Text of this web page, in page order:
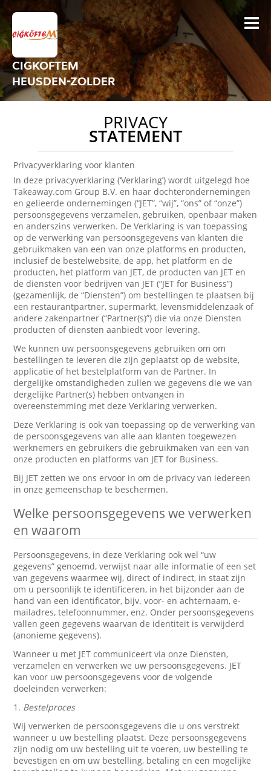
CIGKOFTEM
HEUSDEN-ZOLDER
PRIVACY
STATEMENT
Privacyverklaring voor klanten
In deze privacyverklaring (‘Verklaring’) wordt uitgelegd hoe
Takeaway.com Group B.V. en haar dochterondernemingen
en gelieerde ondernemingen (“JET”, “wij”, “ons” of “onze”)
persoonsgegevens verzamelen, gebruiken, openbaar maken
en anderszins verwerken. De Verklaring is van toepassing
op de verwerking van persoonsgegevens van klanten die
gebruikmaken van een van onze platforms en producten,
inclusief de bestelwebsite, de app, het platform en de
producten, het platform van JET, de producten van JET en
de diensten voor bedrijven van JET (“JET for Business”)
(gezamenlijk, de “Diensten”) om bestellingen te plaatsen bij
een restaurantpartner, supermarkt, levensmiddelenzaak of
andere zakenpartner (“Partner(s)”) die via onze Diensten
producten of diensten aanbiedt voor levering.
We kunnen uw persoonsgegevens gebruiken om om
bestellingen te leveren die zijn geplaatst op de website,
applicatie of het bestelplatform van de Partner. In
dergelijke omstandigheden zullen we gegevens die we van
dergelijke Partner(s) hebben ontvangen in
overeenstemming met deze Verklaring verwerken.
Deze Verklaring is ook van toepassing op de verwerking van
de persoonsgegevens van alle aan klanten toegewezen
werknemers en gebruikers die gebruikmaken van een van
onze producten en platforms van JET for Business.
Bij JET zetten we ons ervoor in om de privacy van iedereen
in onze gemeenschap te beschermen.
Welke persoonsgegevens we verwerken
en waarom
Persoonsgegevens, in deze Verklaring ook wel “uw
gegevens” genoemd, verwijst naar alle informatie of een set
van gegevens waarmee wij, direct of indirect, in staat zijn
om u persoonlijk te identificeren, in het bijzonder aan de
hand van een identificator, bijv. voor- en achternaam, e-
mailadres, telefoonnummer, enz. Onder persoonsgegevens
vallen geen gegevens waarvan de identiteit is verwijderd
(anonieme gegevens).
Wanneer u met JET communiceert via onze Diensten,
verzamelen en verwerken we uw persoonsgegevens. JET
kan voor uw persoonsgegevens voor de volgende
doeleinden verwerken:
1. Bestelproces
Wij verwerken de persoonsgegevens die u ons verstrekt
wanneer u uw bestelling plaatst. Deze persoonsgegevens
zijn nodig om uw bestelling uit te voeren, uw bestelling te
bevestigen en om uw bestelling, betaling en een mogelijke